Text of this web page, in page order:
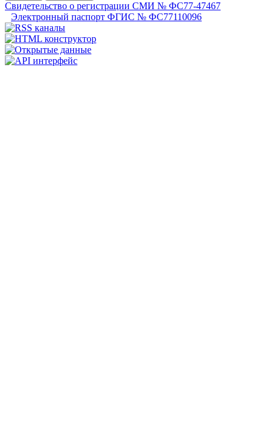
Свидетельство о регистрации СМИ № ФС77-47467
Электронный паспорт ФГИС № ФС77110096